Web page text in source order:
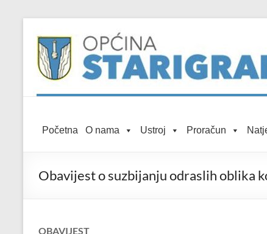
content
Općina
Službena
mrežna
Početna O nama Ustroj Proračun
Obavijest o suzbijanju odraslih oblika
OBAVIJEST